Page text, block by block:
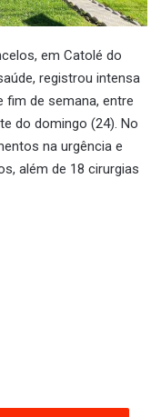
em Catolé do
registrou intensa
de semana, entre
do domingo (24). No
na urgência e
além de 18 cirurgias